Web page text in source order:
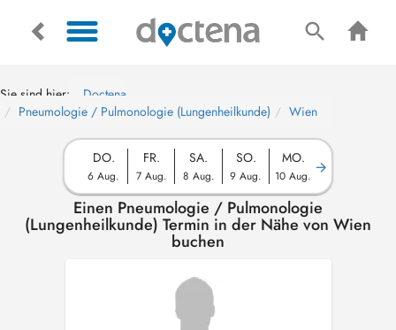
Sie sind hier:
Doctena
Pneumologie / Pulmonologie (Lungenheilkunde)
Wien
DO.
6 Aug.
FR.
7 Aug.
SA.
8 Aug.
SO.
9 Aug.
MO.
10 Aug.
Einen Pneumologie / Pulmonologie
(Lungenheilkunde) Termin in der Nähe von Wien
buchen